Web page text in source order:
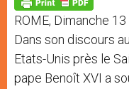
p e
r
k
ROME, Dimanche
Dans son discours
Etats-Unis près le
pape Benoît XVI a